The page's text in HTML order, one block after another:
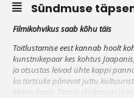
Sündmuse
Filmikohvikus saab kõhu täis
Toitlustamise eest kannab hoolt
kunstnikepaar kes kohtus
ja otsustas leivad ühte kappi
ka törtsuke põnevat juttu
Mann õppis Tartus skulptuuri ja